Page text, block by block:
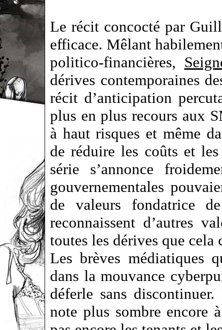
Le récit concocté par
efficace. Mêlant
politico-financières,
dérives contemporaines
récit d’anticipation
plus en plus recours aux
à haut risques et même
de réduire les coûts et
série s’annonce
gouvernementales
de valeurs fondatrice
reconnaissent d’autres
toutes les dérives que
Les brèves médiatiques
dans la mouvance
déferle sans
note plus sombre encore